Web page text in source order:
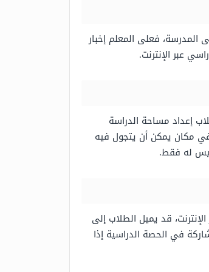
المدرسة، فعلى المعلم إخبار
عبر الإنترنت.
إعداد مساحة الدراسة
مكان يمكن أن يتجول فيه
له فقط.
قد يميل الطلاب إلى
في الحصة الدراسية إذا